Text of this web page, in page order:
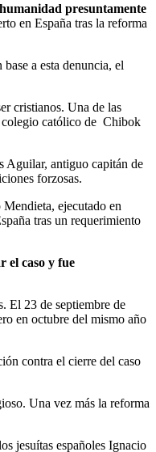
presuntamente
en España tras la reforma
a esta denuncia, el
cristianos. Una de las
colegio católico de Chibok
Aguilar, antiguo capitán de
forzosas.
ejecutado en
tras un requerimiento
el caso y fue
El 23 de septiembre de
en octubre del mismo año
contra el cierre del caso
Una vez más la reforma
jesuítas españoles Ignacio